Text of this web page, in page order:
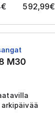
€ 592,99€
M30